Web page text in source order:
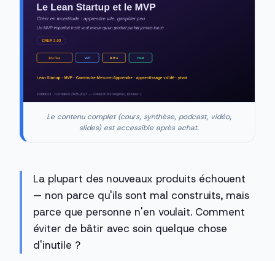
Le contenu complet (cours, synthèse, podcast, vidéo,
slides) est accessible après achat.
La plupart des nouveaux produits échouent
— non parce qu'ils sont mal construits, mais
parce que personne n'en voulait. Comment
éviter de bâtir avec soin quelque chose
d'inutile ?